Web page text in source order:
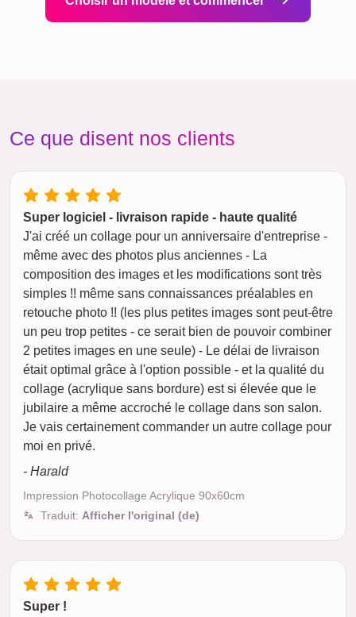
Ce que disent nos clients
Super logiciel - livraison rapide - haute qualité
J'ai créé un collage pour un anniversaire d'entreprise -
même avec des photos plus anciennes - La
composition des images et les modifications sont très
simples !! même sans connaissances préalables en
retouche photo !! (les plus petites images sont peut-être
un peu trop petites - ce serait bien de pouvoir combiner
2 petites images en une seule) - Le délai de livraison
était optimal grâce à l'option possible - et la qualité du
collage (acrylique sans bordure) est si élevée que le
jubilaire a même accroché le collage dans son salon.
Je vais certainement commander un autre collage pour
moi en privé.
- Harald
Impression Photocollage Acrylique 90x60cm
Traduit: Afficher l'original (de)
Super !